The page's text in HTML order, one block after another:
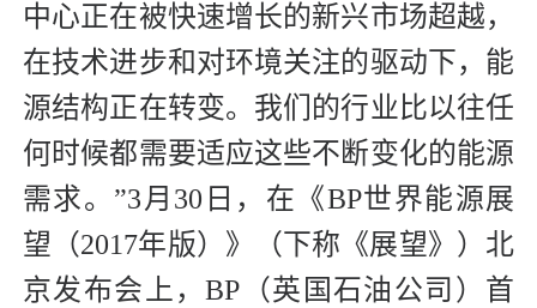
中心正在被快速增长的新兴市场超越，
在技术进步和对环境关注的驱动下，能
源结构正在转变。我们的行业比以往任
何时候都需要适应这些不断变化的能源
需求。”3月30日，在《BP世界能源展
望（2017年版）》（下称《展望》）北
京发布会上，BP（英国石油公司）首